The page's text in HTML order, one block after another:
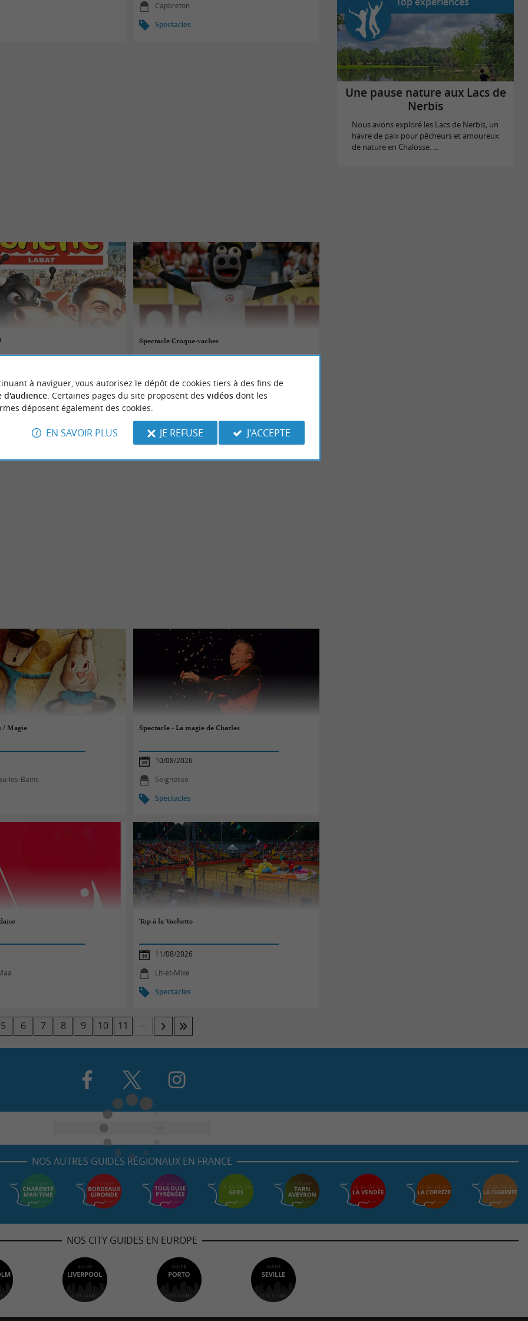
Capbreton
Spectacles
Spectacle Croque-vaches
Parentis-en-Born
/ Magie
les-Bains
Spectacle - La magie de Charles
10/08/2026
Seignosse
Spectacles
Top à la Vachette
11/08/2026
Lit-et-Mixe
Spectacles
5 6 7 8 9 10 11
Une pause nature aux Lacs de
Nerbis
Nous avons exploré les Lacs de Nerbis, un
havre de paix pour pêcheurs et amoureux
de nature en Chalosse. ...
NOS AUTRES GUIDES RÉGIONAUX EN FRANCE
NOS CITY GUIDES EN EUROPE
à naviguer, vous autorisez le dépôt de cookies tiers à des fins de
d'audience. Certaines pages du site proposent des vidéosdont les
déposent également des cookies.
EN SAVOIR PLUS JE REFUSE J'ACCEPTE